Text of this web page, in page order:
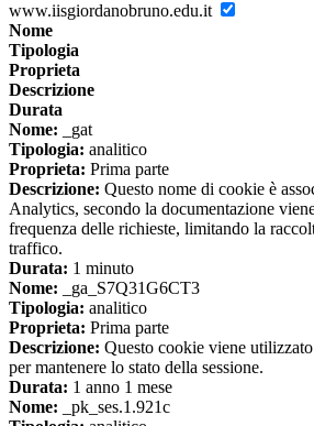
www.iisgiordanobruno.edu.it
Nome
Tipologia
Proprieta
Descrizione
Durata
Nome: _gat
Tipologia: analitico
Proprieta: Prima parte
Descrizione: Questo nome di cookie è
Analytics, secondo la documentazione
frequenza delle richieste, limitando la
traffico.
Durata: 1 minuto
Nome: _ga_S7Q31G6CT3
Tipologia: analitico
Proprieta: Prima parte
Descrizione: Questo cookie viene
per mantenere lo stato della sessione.
Durata: 1 anno 1 mese
Nome: _pk_ses.1.921c